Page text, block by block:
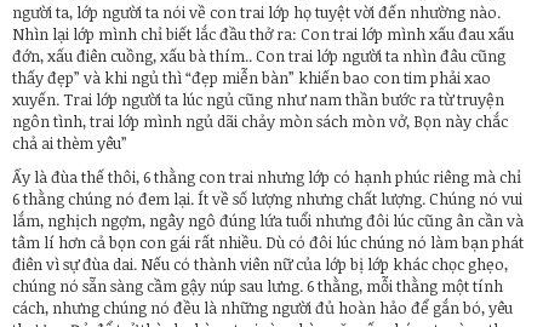
người ta, lớp người ta nói về con trai lớp họ tuyệt vời đến nhường nào.
Nhìn lại lớp mình chỉ biết lắc đầu thở ra: Con trai lớp mình xấu đau xấu
đớn, xấu điên cuồng, xấu bà thím.. Con trai lớp người ta nhìn đâu cũng
thấy đẹp” và khi ngủ thì “đẹp miễn bàn” khiến bao con tim phải xao
xuyến. Trai lớp người ta lúc ngủ cũng như nam thần bước ra từ truyện
ngôn tình, trai lớp mình ngủ dãi chảy mòn sách mòn vở, Bọn này chắc
chả ai thèm yêu”
Ấy là đùa thế thôi, 6 thằng con trai nhưng lớp có hạnh phúc riêng mà chỉ
6 thằng chúng nó đem lại. Ít về số lượng nhưng chất lượng. Chúng nó vui
lắm, nghịch ngợm, ngây ngô đúng lứa tuổi nhưng đôi lúc cũng ân cần và
tâm lí hơn cả bọn con gái rất nhiều. Dù có đôi lúc chúng nó làm bạn phát
điên vì sự đùa dai. Nếu có thành viên nữ của lớp bị lớp khác chọc ghẹo,
chúng nó sẵn sàng cầm gậy núp sau lưng. 6 thằng, mỗi thằng một tính
cách, nhưng chúng nó đều là những người đủ hoàn hảo để gắn bó, yêu